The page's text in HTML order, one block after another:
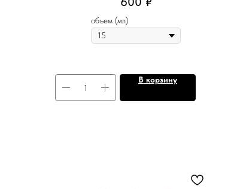
объем (мл)
В корзину